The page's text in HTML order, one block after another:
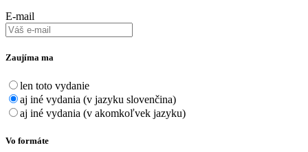
E-mail
Zaujíma ma
len toto vydanie
aj iné vydania (v jazyku slovenčina)
aj iné vydania (v akomkoľvek jazyku)
Vo formáte